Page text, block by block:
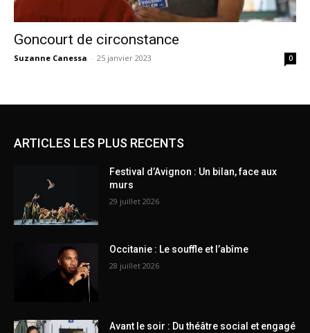
Goncourt de circonstance
Suzanne Canessa - 25 janvier 2023 0
ARTICLES LES PLUS RECENTS
Festival d’Avignon : Un bilan, face aux
murs
29 juillet 2026
Occitanie : Le souffle et l’abîme
28 juillet 2026
Avant le soir : Du théâtre social et engagé